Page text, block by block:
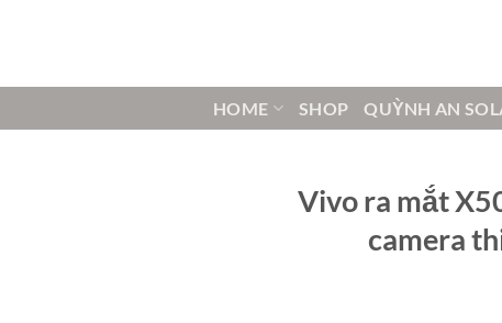
HOME SHOP QUỲNH AN
Vivo ra mắt
camera